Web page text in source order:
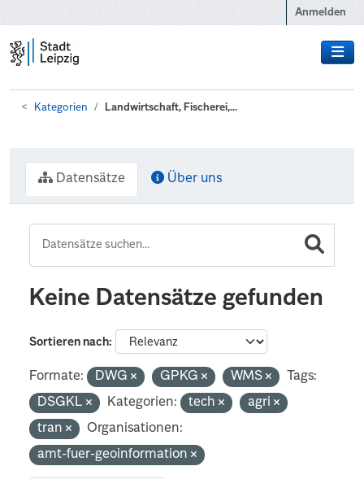
Anmelden
Kategorien Landwirtschaft, Fischerei,...
Datensätze Über uns
Keine Datensätze gefunden
Sortieren nach
Formate: DWG GPKG WMS
Tags:
DSGKL
Kategorien: tech
agri
tran
Organisationen:
amt-fuer-geoinformation